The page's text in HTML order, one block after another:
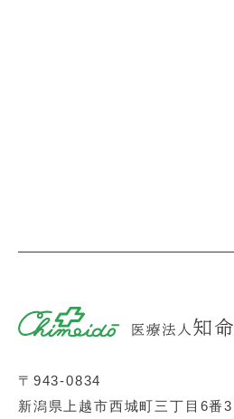
〒943-0834
新潟県上越市西城町三丁目6番